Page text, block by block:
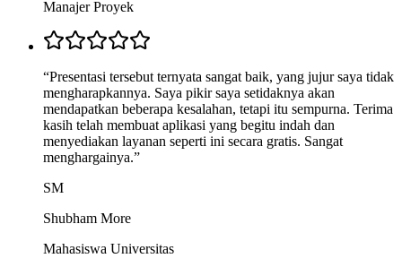
Manajer Proyek
“Presentasi tersebut ternyata sangat baik, yang jujur saya tidak
mengharapkannya. Saya pikir saya setidaknya akan
mendapatkan beberapa kesalahan, tetapi itu sempurna. Terima
kasih telah membuat aplikasi yang begitu indah dan
menyediakan layanan seperti ini secara gratis. Sangat
menghargainya.”
SM
Shubham More
Mahasiswa Universitas